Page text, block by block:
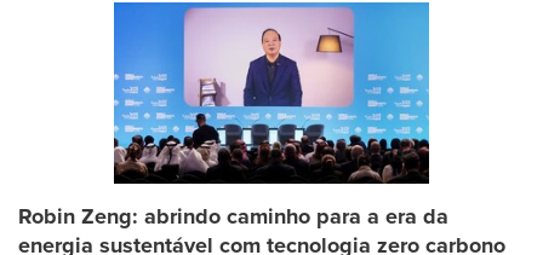
Robin Zeng: abrindo caminho para a era da
energia sustentável com tecnologia zero carbono